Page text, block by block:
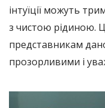
інтуїції можуть
з чистою рідиною.
представникам
прозорливими і